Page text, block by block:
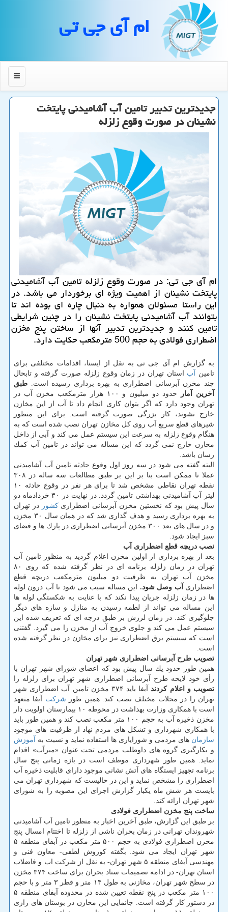
ام آی جی تی
منو
جدیدترین تدبیر تامین آب آشامیدنی پایتخت
نشینان در صورت وقوع زلزله
ام آی جی تی: در صورت وقوع زلزله تامین آب آشامیدنی
پایتخت نشینان از اهمیت ویژه ای برخوردار می باشد. در
این راستا مسئولان همواره به دنبال چاره ای بوده اند تا
بتوانند آب آشامیدنی پایتخت نشینان را در چنین شرایطی
تامین كنند و جدیدترین تدبیر آنها از ساختن پنج مخزن
اضطراری فولادی به حجم 500 مترمكعب حكایت دارد.
به گزارش ام آی جی تی به نقل از ایسنا، اقدامات مختلفی برای
تامین آب استان تهران در زمان وقوع زلزله صورت گرفته و تابحال
چند مخزن آبرسانی اضطراری به بهره برداری رسیده است. طبق
آخرین آمار
حدود دو میلیون و ۱۰۰ هزار مترمكعب مخزن آب در
تهران وجود دارد كه اگر بتوان كاری انجام داد تا آب از این مخازن
خارج نشوند، كار بزرگی صورت گرفته است. برای این منظور
شیرهای قطع سریع آب روی كل مخازن تهران نصب شده است كه به
هنگام وقوع زلزله به سرعت این سیستم عمل می كند و آبی از داخل
مخازن خارج نمی گردد كه این مساله می تواند در تامین آب كمك
رسان باشد.
البته گفته می شود در سه روز اول وقوع حادثه تامین آب آشامیدنی
عملا نا ممكن است بنا بر این بر طبق مطالعات سه ساله در ۳۰۸
نقطه تهران نقاطی مشخص شد تا برای هر نفر در وقوع حادثه ۱۰
لیتر آب آشامیدنی بهداشتی تامین گردد. در نهایت در ۳۰ خردادماه دو
سال پیش بود كه نخستین مخزن آبرسانی اضطراریكشور در تهران
به بهره برداری رسید و هدف گذاری شد كه در همان سال ۳۰ مخزن
و در سال های بعد ۳۰۰ مخزن آبرسانی اضطراری در پارك ها و فضای
سبز ایجاد شود.
نصب دریچه قطع اضطراری آب
بعد از بهره برداری از اولین مخزن اعلام گردید به منظور تامین آب
تهران در زمان زلزله برنامه ای در نظر گرفته شده كه روی ۸۰
مخزن آب تهران به ظرفیت دو میلیون مترمكعب دریچه قطع
اضطراری آب وصل شود. این مساله سبب می شود تا آب درون لوله
ها در زمان زلزله جریان پیدا نكند كه با عنایت به شكستگی لوله ها
این مساله می تواند از لطمه رسیدن به منازل و سازه های دیگر
جلوگیری كند. در زمان لرزش بر طبق درجه ای كه تعریف شده این
سیستم عمل می كند و جلوی خروج آب از مخزن را می گیرد. گفتنی
است كه سیستم برق اضطراری نیز برای مخازن در نظر گرفته شده
است.
تصویب طرح آبرسانی اضطراری شهر تهران
همین طور حدود یك سال پیش بود كه اعضای شورای شهر تهران با
رأی خود لایحه طرح آبرسانی اضطراری شهر تهران برای زلزله را
تصویب و اعلام كردند
آبفا باید ۳۷۴ مخزن تامین آب اضطراری شهر
تهران را در محلات مختلف نصب كند. همین طور شركت آبفا متعهد
است با همكاری وزارت بهداشت در محوطه ۱۰ بیمارستان اولویت دار
مخزن ذخیره آب به حجم ۱۰۰ متر مكعب نصب كند و همین طور باید
با همكاری شهرداری و تشكل های مردم نهاد از ظرفیت های موجود
سازمان های مردمی و شورایاری ها استفاده نماید و نسبت به آموزش
و بكارگیری گروه های داوطلب مردمی تحت عنوان «میرآب» اقدام
نماید. همین طور شهرداری موظف است در بازه زمانی پنج سال
برنامه تجهیز ایستگاه های آتش نشانی موجود دارای قابلیت ذخیره آب
اضطراری را مشخص نماید و این در حالیست كه شهرداری تهران می
بایست هر شش ماه یكبار گزارش اجرای این مصوبه را به شورای
شهر تهران ارائه كند.
ساخت پنج مخزن اضطراری فولادی
بر طبق این گزارش، طبق آخرین اخبار به منظور تامین آب آشامیدنی
شهروندان تهرانی در زمان بحران ناشی از زلزله تا اختتام امسال پنج
مخزن اضطراری فولادی به حجم ۵۰۰ متر مكعب در آبفای منطقه ۵
شهر تهران ایجاد می شود. بگفته كوروش لطفی- معاون فنی و
مهندسی آبفای منطقه ۵ شهر تهران- به نقل از شركت اب و فاضلاب
استان تهران- در ادامه تصمیمات ستاد بحران برای ساخت ۳۷۴ مخزن
در سطح شهر تهران، مخازنی به طول ۱۴ متر و قطر ۳ متر و با حجم
۱۰۰ متر مكعب در پنج نقطه تعیین شده در محدوده آبفای منطقه ۵
در دستور كار گرفته است. جانمایی این مخازن در بوستان های رازی